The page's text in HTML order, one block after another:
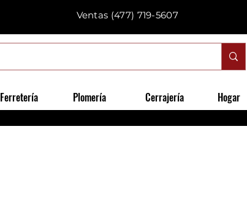
Ventas (477) 719-5607
Ferretería Plomería Cerrajería Hogar